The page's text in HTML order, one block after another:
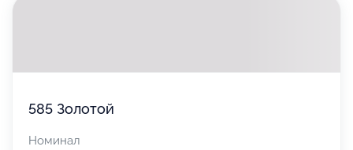
585 Золотой
Номинал